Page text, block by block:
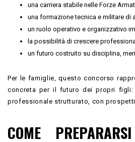
una carriera stabile nelle Forze
una formazione tecnica e militare di
un ruolo operativo e organizzativo
la possibilità di crescere
un futuro costruito su disciplina,
Per le famiglie, questo concorso
concreta per il futuro dei propri figli:
professionale strutturato, con
COME